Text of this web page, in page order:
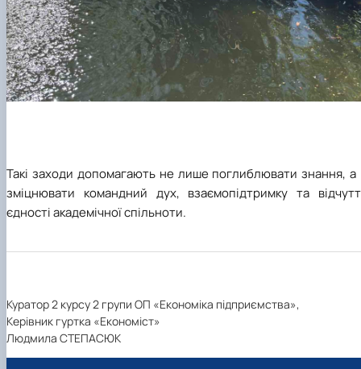
Такі заходи допомагають не лише поглиблювати знання, а
зміцнювати командний дух, взаємопідтримку та
єдності академічної спільноти.
Куратор 2 курсу 2 групи ОП «Економіка підприємства»,
Керівник гуртка «Економіст»
Людмила СТЕПАСЮК